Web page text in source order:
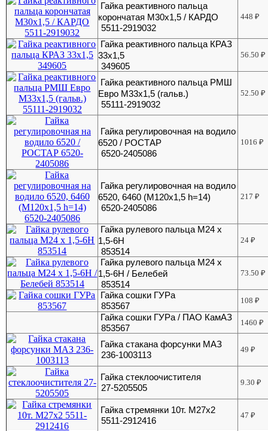
Гайка реактивного пальца
корончатая М30х1,5 / КАРДО
5511-2919032
448₽
Гайка реактивного пальца КРАЗ
33х1,5
349605
56.50₽
Гайка реактивного пальца РМШ
Евро М33х1,5 (гальв.)
55111-2919032
52.50₽
Гайка регулировочная на водило
6520 / РОСТАР
6520-2405086
1016₽
Гайка регулировочная на водило
6520, 6460 (М120х1,5 h=14)
6520-2405086
217₽
Гайка рулевого пальца М24 х
1,5-6Н
853514
24₽
Гайка рулевого пальца М24 х
1,5-6Н / Белебей
853514
73.50₽
Гайка сошки ГУРа
853567
108₽
Гайка сошки ГУРа / ПАО КамАЗ
853567
1460₽
Гайка стакана форсунки МАЗ
236-1003113
49₽
Гайка стеклоочистителя
27-5205505
9.30₽
Гайка стремянки 10т. М27х2
5511-2912416
47₽